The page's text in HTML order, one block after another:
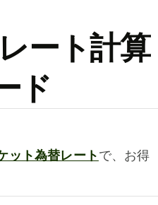
ート計算
ド
ット為替レートで、お得